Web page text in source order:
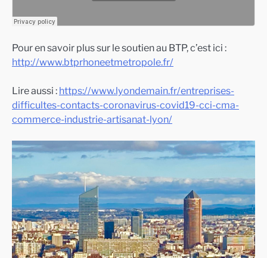
Pour en savoir plus sur le soutien au BTP, c’est ici :
http://www.btprhoneetmetropole.fr/
Lire aussi : https://www.lyondemain.fr/entreprises-
difficultes-contacts-coronavirus-covid19-cci-cma-
commerce-industrie-artisanat-lyon/